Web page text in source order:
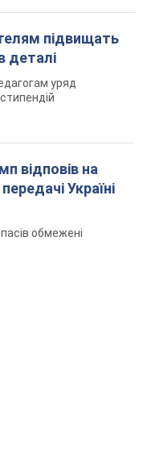
підвищать
деталі
уряд
відповів на
Україні
обмежені